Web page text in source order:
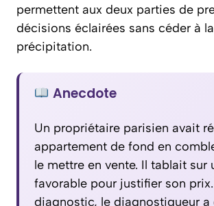
permettent aux deux parties de
décisions éclairées sans céder à la
précipitation.
Anecdote
Un propriétaire parisien avait
appartement de fond en
le mettre en vente. Il tablait sur
favorable pour justifier son
diagnostic, le diagnostiqueur a